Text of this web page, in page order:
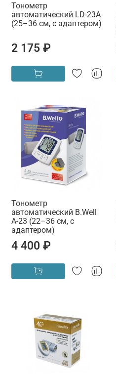
Тонометр
автоматический LD-23A
(25–36 см, с адаптером)
2 175 ₽
Тонометр
автоматический B.Well
A-23 (22–36 см, с
адаптером)
4 400 ₽